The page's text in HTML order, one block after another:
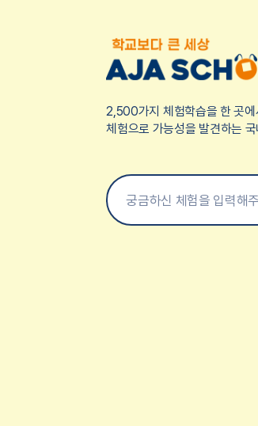
2,500가지 체험학습을 한 곳에
체험으로 가능성을 발견하는